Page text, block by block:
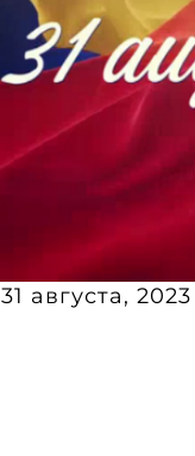
31 августа, 2023